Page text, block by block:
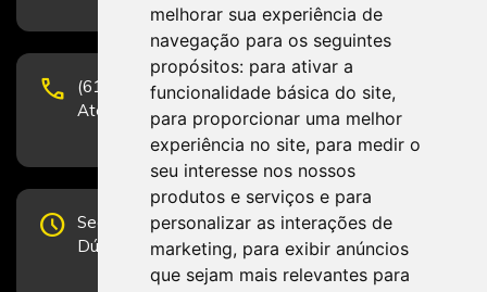
melhorar sua experiência de
navegação para os seguintes
propósitos: para ativar a
funcionalidade básica do site,
para proporcionar uma melhor
experiência no site, para medir o
seu interesse nos nossos
produtos e serviços e para
personalizar as interações de
marketing, para exibir anúncios
que sejam mais relevantes para
phone
(61) 3223-1652 e (61) 98131-3801.
Atendimento por telefone em horário comercial
schedule Segunda-feira a Sexta-feira de 12h às 19h.
Dúvidas e sugestões pelo Fale Conosco.